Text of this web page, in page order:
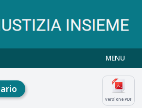
MENU
Versione PDF